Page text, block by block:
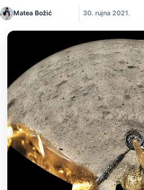
Matea Božić 30. rujna 2021.